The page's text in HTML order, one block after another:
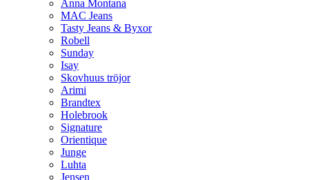
Anna Montana
MAC Jeans
Tasty Jeans & Byxor
Robell
Sunday
Isay
Skovhuus tröjor
Arimi
Brandtex
Holebrook
Signature
Orientique
Junge
Luhta
Jensen